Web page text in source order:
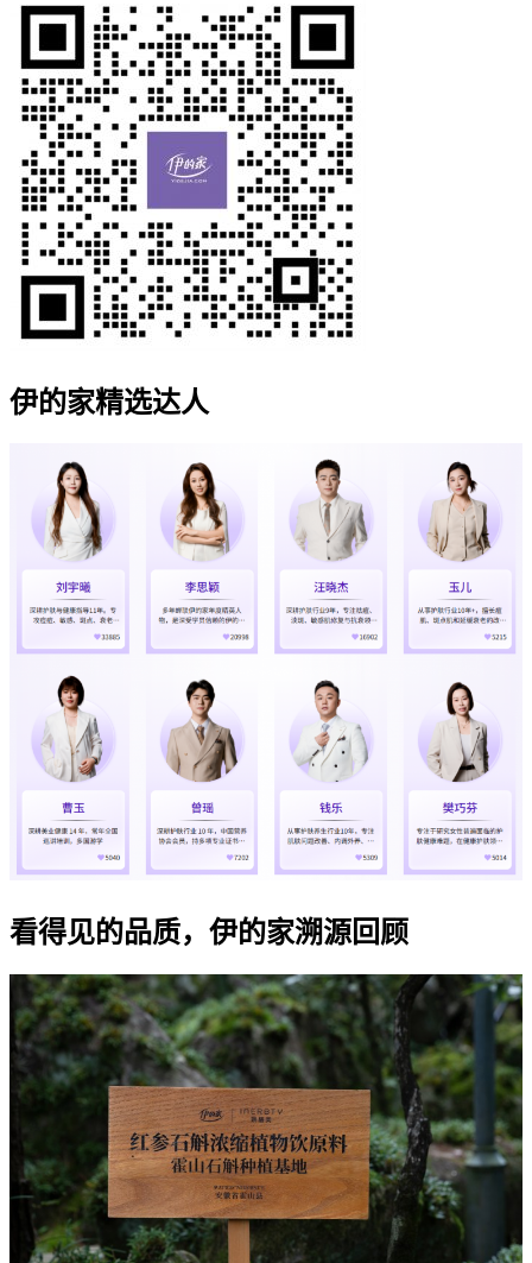
伊的家精选达人
看得见的品质，伊的家溯源回顾